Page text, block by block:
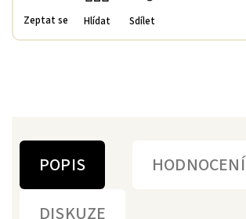
Zeptat se Hlídat Sdílet
POPIS
HODNOCENÍ
DISKUZE